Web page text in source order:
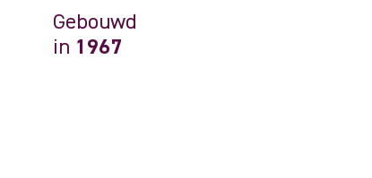
Gebouwd
in 1967